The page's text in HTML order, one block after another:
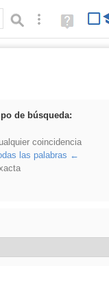
Búsqueda avanzada
Ayuda
(en
de búsqueda:
coincidencia
las palabras